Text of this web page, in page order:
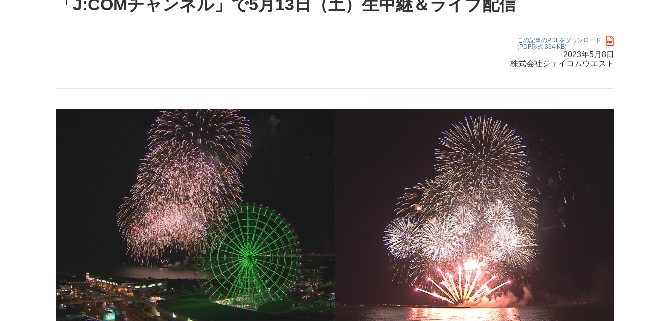
自転車生活サポート
J:COMブックス
休止・解約
「J:COMチャンネル」で5月13日（土）生中継＆ライブ配信
この記事のPDFをダウンロード
(PDF形式:364 KB)
2023年5月8日
株式会社ジェイコムウエスト